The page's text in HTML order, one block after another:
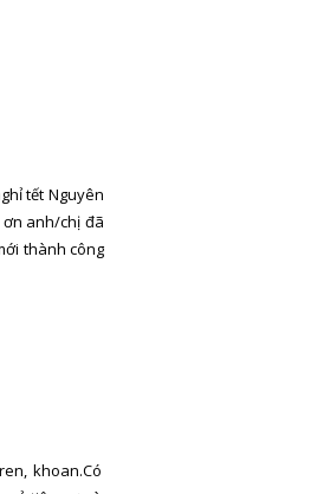
tết Nguyên
ơn anh/chị đã
thành công
khoan.Có